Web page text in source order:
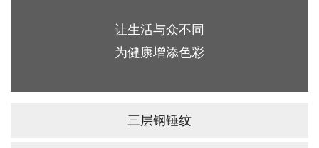
让生活与众不同
为健康增添色彩
三层钢锤纹